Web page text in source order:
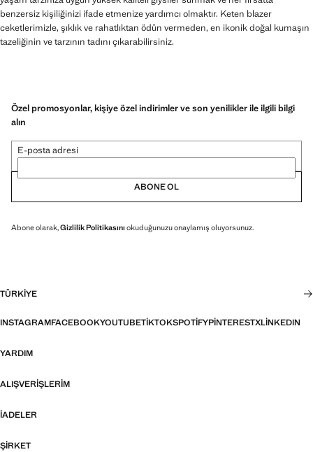
benzersiz kişiliğinizi ifade etmenize yardımcı olmaktır. Keten blazer
ceketlerimizle, şıklık ve rahatlıktan ödün vermeden, en ikonik doğal kumaşın
tazeliğinin ve tarzının tadını çıkarabilirsiniz.
Özel promosyonlar, kişiye özel indirimler ve son yenilikler ile ilgili bilgi
alın
E-posta adresi
ABONE OL
Abone olarak,Gizlilik Politikasını okuduğunuzu onaylamış oluyorsunuz.
TÜRKIYE
INSTAGRAMFACEBOOKYOUTUBETIKTOKSPOTIFYPINTERESTXLINKEDIN
YARDIM
ALIŞVERIŞLERIM
İADELER
ŞIRKET